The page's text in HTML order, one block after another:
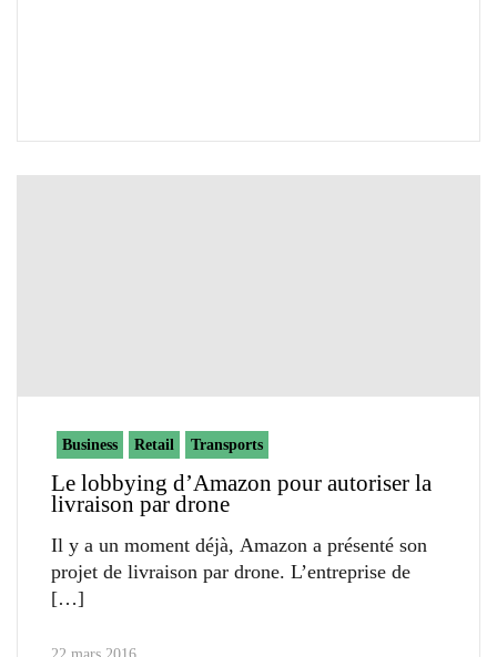
Business Retail Transports
Le lobbying d’Amazon pour autoriser la
livraison par drone
Il y a un moment déjà, Amazon a présenté son
projet de livraison par drone. L’entreprise de